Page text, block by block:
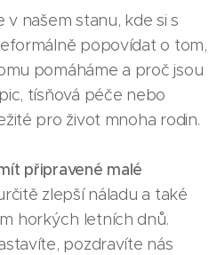
našem stanu, kde si s
popovídat o tom,
pomáháme a proč jsou
tísňová péče nebo
pro život mnoha rodin.
připravené malé
zlepší náladu a také
horkých letních dnů.
pozdravíte nás